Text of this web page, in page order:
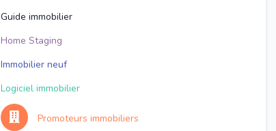
Guide immobilier
Home Staging
Immobilier neuf
Logiciel immobilier
Promoteurs immobiliers